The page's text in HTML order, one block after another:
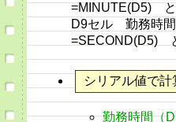
=MINUTE(D5)
D9セル 勤務時
=SECOND(D5)
シリアル値で計
勤務時間（